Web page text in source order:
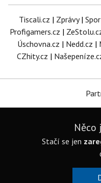
Tiscali.cz | Zprávy|
Profigamers.cz |
Úschovna.cz | Nedd.cz |
CZhity.cz |
Něco
Stačí se jen